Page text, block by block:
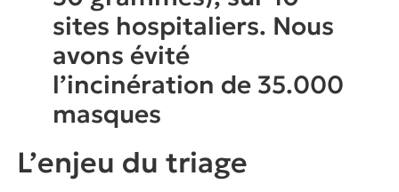
sites hospitaliers. Nous
avons évité
l’incinération de 35.000
masques
L’enjeu du triage